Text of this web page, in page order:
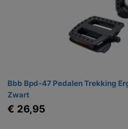
Bbb Bpd-47 Pedalen Trekking
Zwart
€ 26,95